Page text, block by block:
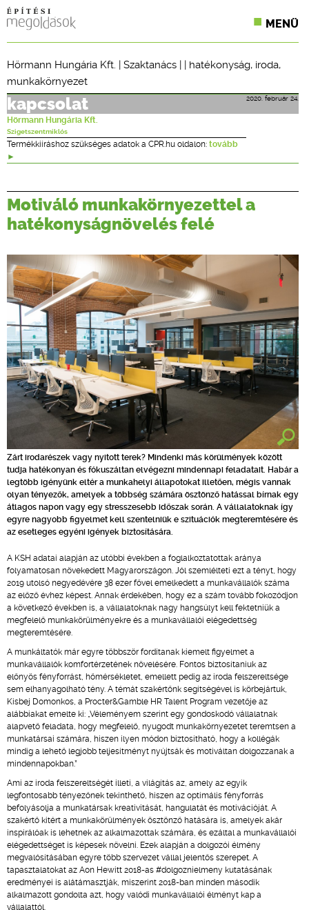
MENÜ
CPR TERMÉKKIÍRÁS
ÉPÍTÉSI JOG
TERVEZÉSI SEGÉDLETEK
Hörmann Hungária Kft. | Szaktanács | | hatékonyság, iroda,
munkakörnyezet
2020. február 24.
kapcsolat
Hörmann Hungária Kft.
Szigetszentmiklós
Termékkiíráshoz szükséges adatok a CPR.hu oldalon: tovább
Motiváló munkakörnyezettel a
hatékonyságnövelés felé
Zárt irodarészek vagy nyitott terek? Mindenki más körülmények között
tudja hatékonyan és fókuszáltan elvégezni mindennapi feladatait. Habár a
legtöbb igényünk eltér a munkahelyi állapotokat illetően, mégis vannak
olyan tényezők, amelyek a többség számára ösztönző hatással bírnak egy
átlagos napon vagy egy stresszesebb időszak során. A vállalatoknak így
egyre nagyobb figyelmet kell szentelniük e szituációk megteremtésére és
az esetleges egyéni igények biztosítására.
A KSH adatai alapján az utóbbi években a foglalkoztatottak aránya
folyamatosan növekedett Magyarországon. Jól szemlélteti ezt a tényt, hogy
2019 utolsó negyedévére 38 ezer fővel emelkedett a munkavállalók száma
az előző évhez képest. Annak érdekében, hogy ez a szám tovább fokozódjon
a következő években is, a vállalatoknak nagy hangsúlyt kell fektetniük a
megfelelő munkakörülményekre és a munkavállalói elégedettség
megteremtésére.
A munkáltatók már egyre többször fordítanak kiemelt figyelmet a
munkavállalók komfortérzetének növelésére. Fontos biztosítaniuk az
előnyös fényforrást, hőmérsékletet, emellett pedig az iroda felszereltsége
sem elhanyagolható tény. A témát szakértőnk segítségével is körbejártuk,
Kisbej Domonkos, a Procter&Gamble HR Talent Program vezetője az
alábbiakat emelte ki: „Véleményem szerint egy gondoskodó vállalatnak
alapvető feladata, hogy megfelelő, nyugodt munkakörnyezetet teremtsen a
munkatársai számára, hiszen ilyen módon biztosítható, hogy a kollégák
mindig a lehető legjobb teljesítményt nyújtsák és motiváltan dolgozzanak a
mindennapokban.”
Ami az iroda felszereltségét illeti, a világítás az, amely az egyik
legfontosabb tényezőnek tekinthető, hiszen az optimális fényforrás
befolyásolja a munkatársak kreativitását, hangulatát és motivációját. A
szakértő kitért a munkakörülmények ösztönző hatására is, amelyek akár
inspirálóak is lehetnek az alkalmazottak számára, és ezáltal a munkavállalói
elégedettséget is képesek növelni. Ezek alapján a dolgozói élmény
megvalósításában egyre több szervezet vállal jelentős szerepet. A
tapasztalatokat az Aon Hewitt 2018-as #dolgoznielmeny kutatásának
eredményei is alátámasztják, miszerint 2018-ban minden második
alkalmazott gondolta azt, hogy valódi munkavállalói élményt kap a
vállalattól.